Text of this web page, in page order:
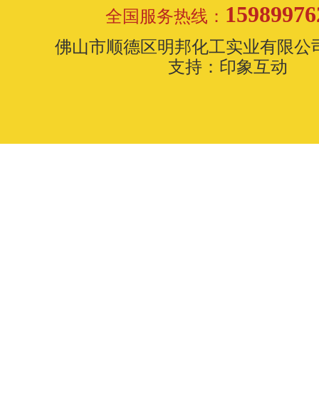
全国服务热线：
佛山市顺德区明邦化工实业有限公
支持： 印象互动